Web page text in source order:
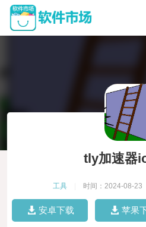
tly加速器
工具 时间：2024-08-23
安卓下载 苹果